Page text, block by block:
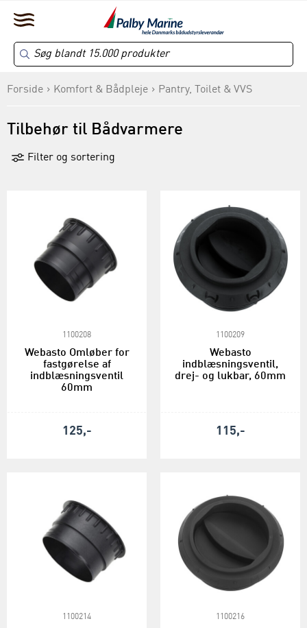
Forside Komfort & Bådpleje Pantry, Toilet & VVS
Tilbehør til Bådvarmere
Filter og sortering
1100208
Webasto Omløber for
fastgørelse af
indblæsningsventil
60mm
125,-
1100209
Webasto
indblæsningsventil,
drej- og lukbar, 60mm
115,-
1100214 1100216